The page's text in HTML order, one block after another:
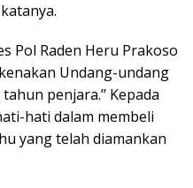
Pol Raden Heru Prakoso
Undang-undang
penjara.’’ Kepada
hati dalam membeli
yang telah diamankan